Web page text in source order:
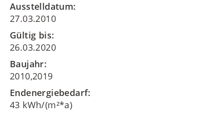
Ausstelldatum:
27.03.2010
Gültig bis:
26.03.2020
Baujahr:
2010,2019
Endenergiebedarf:
43 kWh/(m²*a)